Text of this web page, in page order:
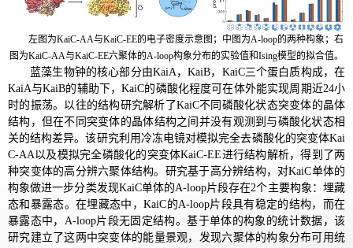
左图为KaiC-AA与KaiC-EE的电子密度示意图；中图为A-loop的两种构象；右
图为KaiC-AA与KaiC-EE六聚体的A-loop构象分布的实验值和Ising模型的拟合值。
蓝藻生物钟的核心部分由KaiA，KaiB， KaiC三个蛋白质构成，在
KaiA与KaiB的辅助下，KaiC的磷酸化程度可在体外能实现周期近24小
时的振荡。以往的结构研究解析了KaiC不同磷酸化状态突变体的晶体
结构，但在不同突变体的晶体结构之间并没有观测到与磷酸化状态相
关的结构差异。该研究利用冷冻电镜对模拟完全去磷酸化的突变体Kai
C-AA以及模拟完全磷酸化的突变体KaiC-EE进行结构解析，得到了两
种突变体的高分辨六聚体结构。研究基于高分辨结构，对KaiC单体的
构象做进一步分类发现KaiC单体的A-loop片段存在2个主要构象：埋藏
态和暴露态。在埋藏态中，KaiC的A-loop片段具有稳定的结构，而在
暴露态中， A-loop片段无固定结构。基于单体的构象的统计数据，该
研究建立了这两中突变体的能量景观，发现六聚体的构象分布可用统